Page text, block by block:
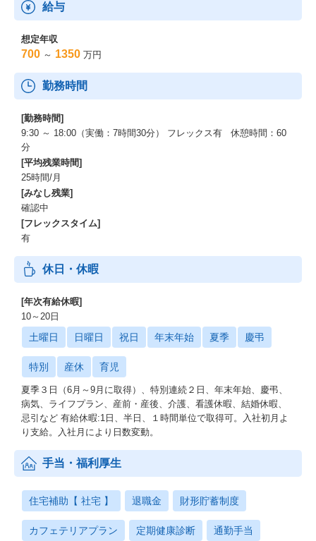
給与
想定年収
700 ～ 1350 万円
勤務時間
[勤務時間]
9:30 ～ 18:00（実働：7時間30分） フレックス有 休憩時間：60
分
[平均残業時間]
25時間/月
[みなし残業]
確認中
[フレックスタイム]
有
休日・休暇
[年次有給休暇]
10～20日
土曜日 日曜日 祝日 年末年始 夏季 慶弔
特別 産休 育児
夏季３日（6月～9月に取得）、特別連続２日、年末年始、慶弔、
病気、ライフプラン、産前・産後、介護、看護休暇、結婚休暇、
忌引など 有給休暇:1日、半日、１時間単位で取得可。入社初月よ
り支給。入社月により日数変動。
手当・福利厚生
住宅補助【 社宅 】 退職金 財形貯蓄制度
カフェテリアプラン 定期健康診断 通勤手当